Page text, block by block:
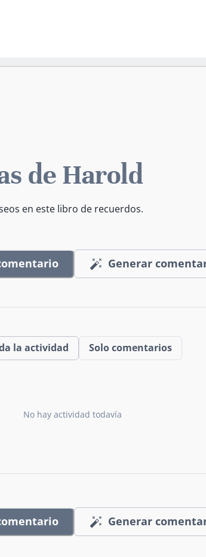
de Harold
en este libro de recuerdos.
Generar
la actividad Solo comentarios
No hay actividad todavía
Generar